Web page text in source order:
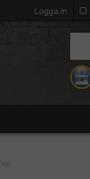
Logga in